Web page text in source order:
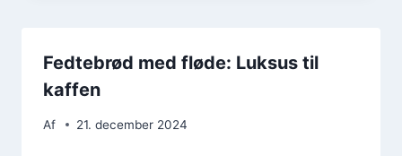
Fedtebrød med fløde: Luksus til
kaffen
Af 21. december 2024